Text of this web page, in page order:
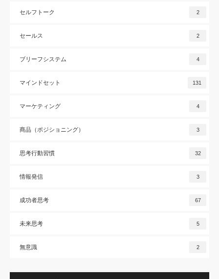
セルフトーク 2
セールス 2
ブリーフシステム 4
マインドセット 131
マーケティング 4
商品（ポジショニング） 3
思考行動習慣 32
情報発信 3
成功者思考 67
未来思考 5
無意識 2